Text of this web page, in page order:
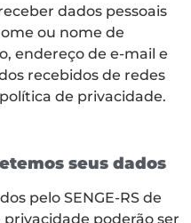
dados pessoais
ou nome de
endereço de e-mail e
recebidos de redes
de privacidade.
seus dados
pelo SENGE-RS de
poderão ser